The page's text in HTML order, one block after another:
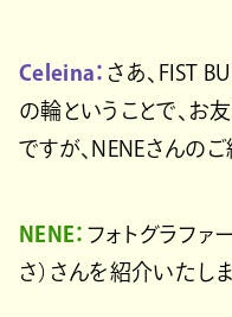
Celeina： さあ、FIST
の輪ということで、お
ですが、NENEさんの
NENE： フォトグラファ
さ）さんを紹介いたしま